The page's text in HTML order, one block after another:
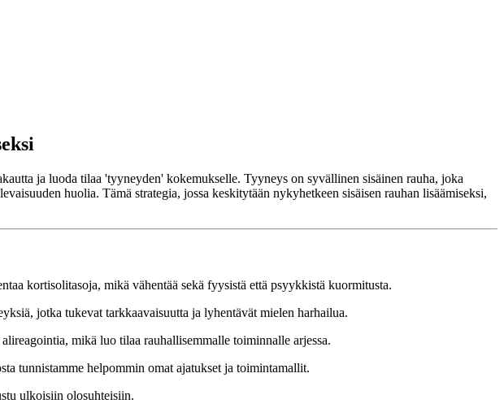
ja luoda tilaa 'tyyneyden' kokemukselle. Tyyneys on syvällinen sisäinen rauha, joka
huolia. Tämä strategia, jossa keskitytään nykyhetkeen sisäisen rauhan lisäämiseksi,
kortisolitasoja, mikä vähentää sekä fyysistä että psyykkistä kuormitusta.
jotka tukevat tarkkaavaisuutta ja lyhentävät mielen harhailua.
mikä luo tilaa rauhallisemmalle toiminnalle arjessa.
tunnistamme helpommin omat ajatukset ja toimintamallit.
ulkoisiin olosuhteisiin.